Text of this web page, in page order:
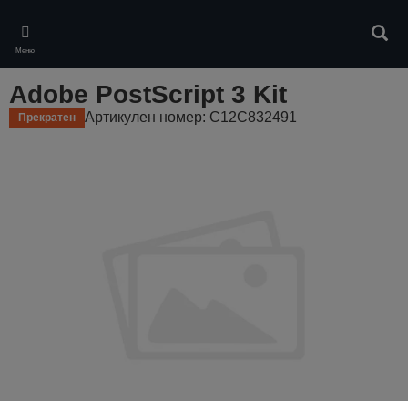
main
content
Меню
Adobe PostScript 3 Kit
Прекратен Артикулен номер: C12C832491